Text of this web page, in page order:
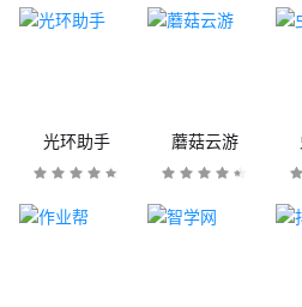
光环助手 蘑菇云游